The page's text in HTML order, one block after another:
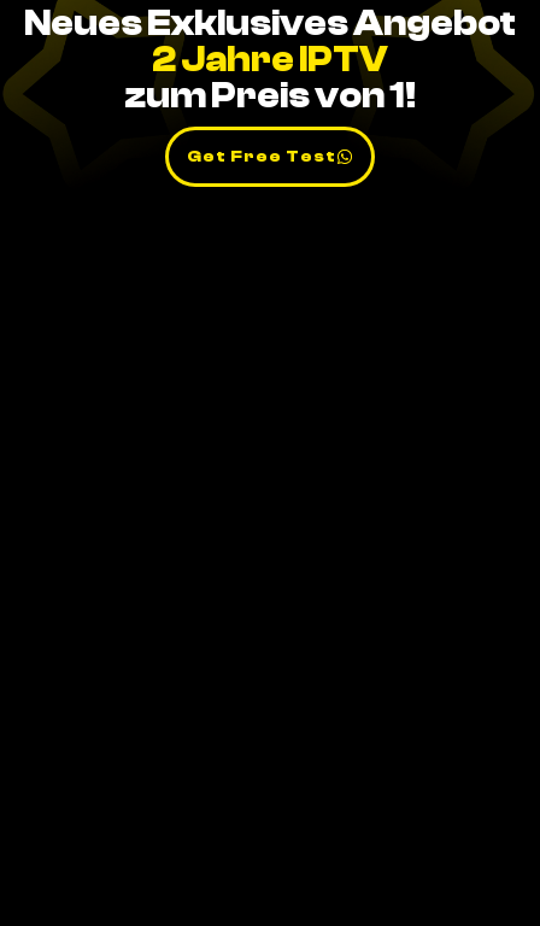
Neues Exklusives Angebot
2 Jahre IPTV
zum Preis von 1!
Get Free Test